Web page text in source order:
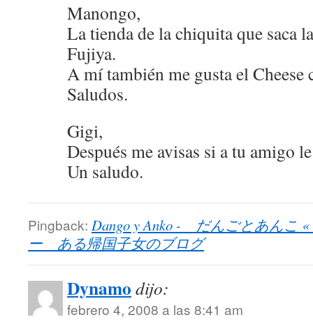
Manongo,
La tienda de la chiquita que saca
Fujiya.
A mí también me gusta el Cheese
Saludos.
Gigi,
Después me avisas si a tu amigo
Un saludo.
Pingback: Dango y Anko - だんごとあんこ «
ー ある帰国子女のブログ
Dynamo dijo:
febrero 4, 2008 a las 8:41 am